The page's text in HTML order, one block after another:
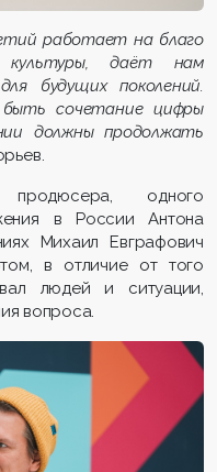
работает на благо
даёт нам
будущих поколений.
сочетание цифры
должны продолжать
одного
в России Антона
Михаил Евграфович
в отличие от того
людей и ситуации,
вопроса.